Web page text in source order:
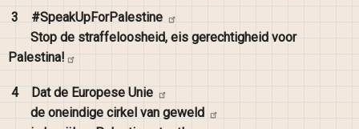
3
#SpeakUpForPalestine
Stop de straffeloosheid, eis gerechtigheid voor
Palestina!
4 Dat de Europese Unie
de oneindige cirkel van geweld